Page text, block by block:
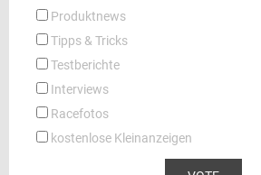
Produktnews
Tipps & Tricks
Testberichte
Interviews
Racefotos
kostenlose Kleinanzeigen